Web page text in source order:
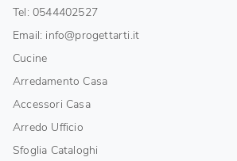
Tel: 0544402527
Email: info@progettarti.it
Cucine
Arredamento Casa
Accessori Casa
Arredo Ufficio
Sfoglia Cataloghi